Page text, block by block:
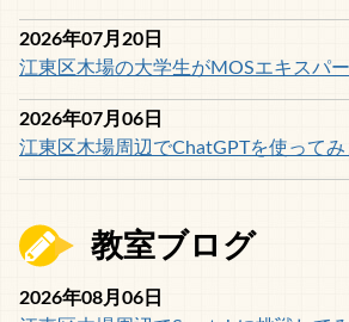
2026年07月20日
江東区木場の大学生がMOSエキスパ
2026年07月06日
江東区木場周辺でChatGPTを使って
教室ブログ
2026年08月06日